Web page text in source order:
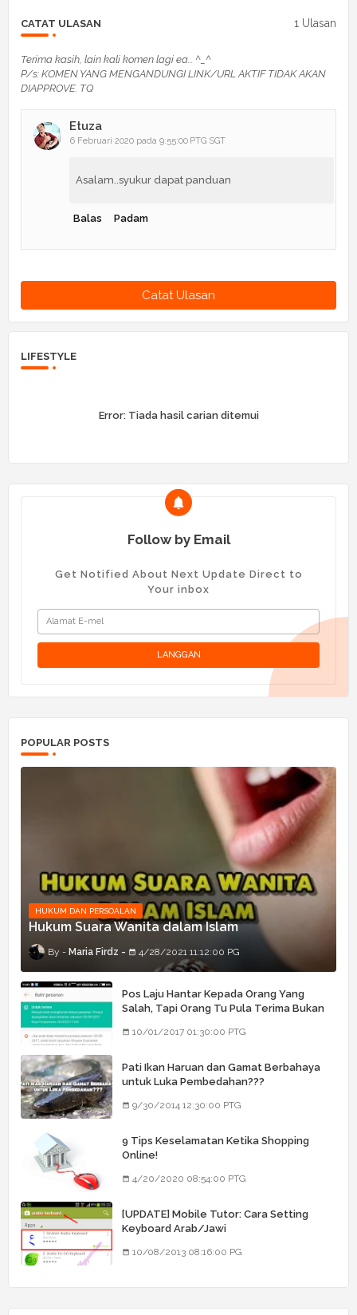
CATAT ULASAN 1 Ulasan
Terima kasih, lain kali komen lagi ea... ^_^
P/s: KOMEN YANG MENGANDUNGI LINK/URL AKTIF TIDAK AKAN
DIAPPROVE. TQ
Etuza
6 Februari 2020 pada 9:55:00 PTG SGT
Asalam..syukur dapat panduan
Balas Padam
Catat Ulasan
LIFESTYLE
Error:Tiada hasil carian ditemui
Follow by Email
Get Notified About Next Update Direct to
Your inbox
POPULAR POSTS
HUKUM DAN PERSOALAN
Hukum Suara Wanita dalam Islam
Maria Firdz 4/28/2021 11:12:00 PG
Pos Laju Hantar Kepada Orang Yang
Salah, Tapi Orang Tu Pula Terima Bukan
10/01/2017 01:30:00 PTG
Pati Ikan Haruan dan Gamat Berbahaya
untuk Luka Pembedahan???
9/30/2014 12:30:00 PTG
9 Tips Keselamatan Ketika Shopping
Online!
4/20/2020 08:54:00 PTG
[UPDATE] Mobile Tutor: Cara Setting
Keyboard Arab/Jawi
10/08/2013 08:16:00 PG